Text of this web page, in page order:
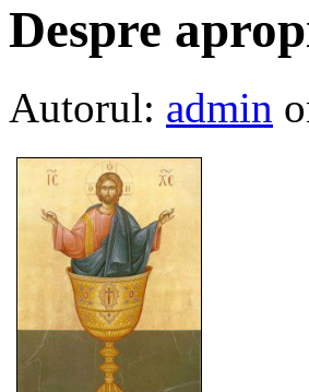
Despre
Autorul: admin